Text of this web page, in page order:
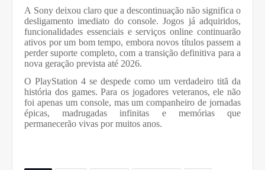
A Sony deixou claro que a descontinuação não significa o
desligamento imediato do console. Jogos já adquiridos,
funcionalidades essenciais e serviços online continuarão
ativos por um bom tempo, embora novos títulos passem a
perder suporte completo, com a transição definitiva para a
nova geração prevista até 2026.
O PlayStation 4 se despede como um verdadeiro titã da
história dos games. Para os jogadores veteranos, ele não
foi apenas um console, mas um companheiro de jornadas
épicas, madrugadas infinitas e memórias que
permanecerão vivas por muitos anos.